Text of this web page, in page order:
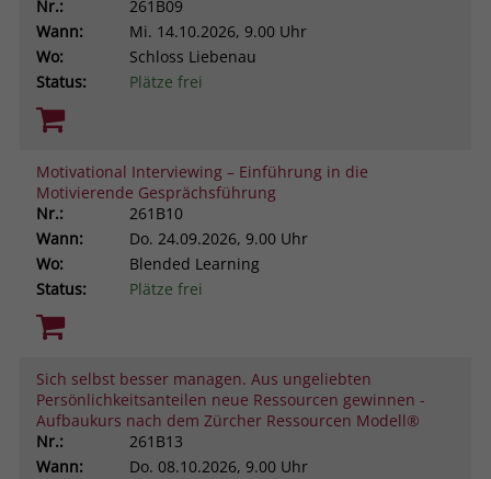
Nr.:
261B09
Wann:
Mi. 14.10.2026, 9.00 Uhr
Wo:
Schloss Liebenau
Status:
Plätze frei
Motivational Interviewing – Einführung in die
Motivierende Gesprächsführung
Nr.:
261B10
Wann:
Do. 24.09.2026, 9.00 Uhr
Wo:
Blended Learning
Status:
Plätze frei
Sich selbst besser managen. Aus ungeliebten
Persönlichkeitsanteilen neue Ressourcen gewinnen -
Aufbaukurs nach dem Zürcher Ressourcen Modell®
Nr.:
261B13
Wann:
Do. 08.10.2026, 9.00 Uhr